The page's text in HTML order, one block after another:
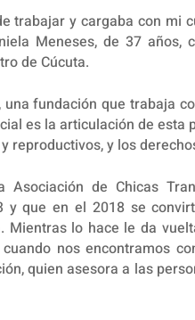
trabajar y cargaba con mi
Meneses, de 37 años,
de Cúcuta.
fundación que trabaja
es la articulación de esta
reproductivos, y los
de Chicas
que en el 2018 se
lo hace le da
nos encontramos
quien asesora a las